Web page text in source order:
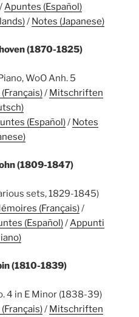
Apuntes (Español)
/ Notes (Japanese)
(1870-1825)
WoO Anh. 5
/ Mitschriften
(Español)/ Notes
(1809-1847)
sets, 1829-1845)
(Français)/
(Español)/ Appunti
(1810-1839)
4 in E Minor (1838-39)
/ Mitschriften